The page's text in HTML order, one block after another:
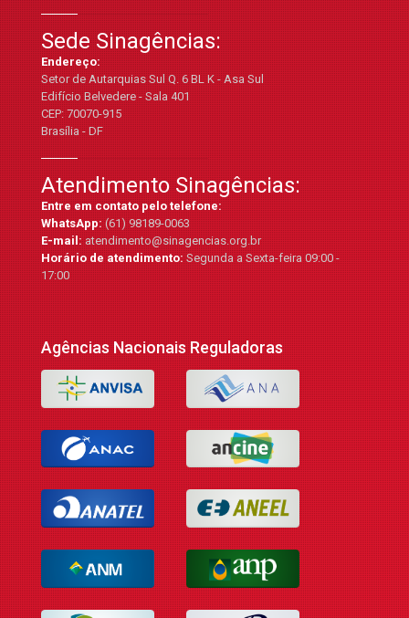
Sede Sinagências:
Endereço:
Setor de Autarquias Sul Q. 6 BL K - Asa Sul
Edifício Belvedere - Sala 401
CEP: 70070-915
Brasília - DF
Atendimento Sinagências:
Entre em contato pelo telefone:
WhatsApp:(61) 98189-0063
E-mail:atendimento@sinagencias.org.br
Horário de atendimento:Segunda a Sexta-feira 09:00 -
17:00
Agências Nacionais Reguladoras